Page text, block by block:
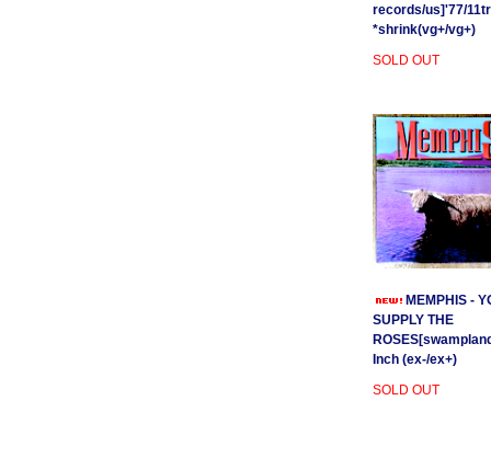
records/us]'77/
*shrink(vg+/vg+)
SOLD OUT
MEMPHIS -
SUPPLY THE
Inch (ex-/ex+)
SOLD OUT